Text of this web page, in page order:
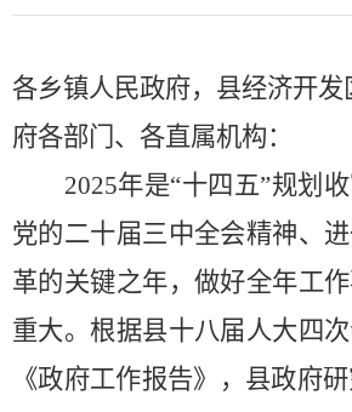
各乡镇人民政府， 县经济开发
府各部门、各直属机构：
2025年是“十四五”规划
党的二十届三中全会精神、
革的关键之年，做好全年工
重大。根据县十八届人大 四
《政府工作报告》， 县政府